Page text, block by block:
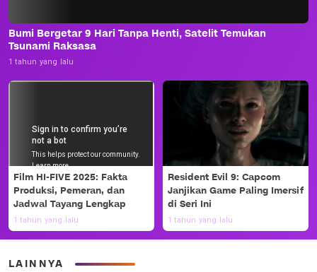
Bumi Bergetar 9 Hari Tanpa Henti, Satelit Temukan
Tsunami Raksasa
1 tahun yang lalu
Film HI-FIVE 2025: Fakta
Produksi, Pemeran, dan
Jadwal Tayang Lengkap
1 tahun yang lalu
Resident Evil 9: Capcom
Janjikan Game Paling Imersif
di Seri Ini
1 tahun yang lalu
LAINNYA